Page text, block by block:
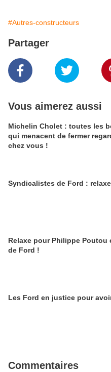
#Autres-constructeurs
Partager
Vous aimerez aussi
Michelin Cholet : toutes les
qui menacent de fermer
chez vous !
Syndicalistes de Ford :
Relaxe pour Philippe Poutou
de Ford !
Les Ford en justice pour
Commentaires